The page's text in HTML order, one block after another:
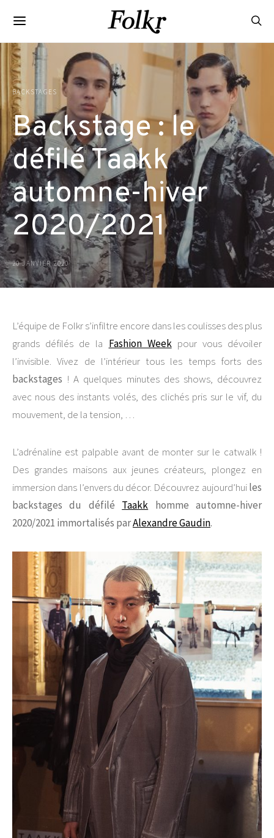
BACKSTAGES
Backstage : le
défilé Taakk
automne-hiver
2020/2021
20 JANVIER 2020
L’équipe de Folkr s’infiltre encore dans les coulisses des plus
grands défilés de la Fashion Weekpour vous dévoiler
l’invisible. Vivez de l’intérieur tous les temps forts des
backstages ! A quelques minutes des shows, découvrez
avec nous des instants volés, des clichés pris sur le vif, du
mouvement, de la tension, …
L’adrénaline est palpable avant de monter sur le catwalk !
Des grandes maisons aux jeunes créateurs, plongez en
immersion dans l’envers du décor. Découvrez aujourd’huiles
backstages du défilé Taakk homme automne-hiver
2020/2021 immortalisés parAlexandre Gaudin.